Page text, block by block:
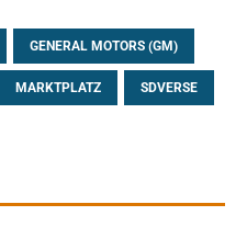
GENERAL MOTORS (GM)
MARKTPLATZ SDVERSE